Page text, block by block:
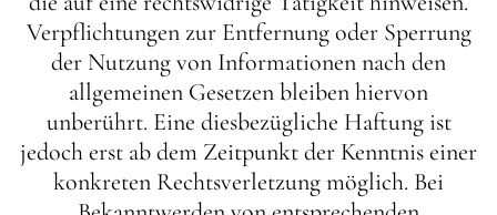
Verpflichtungen zur Entfernung oder Sperrung
der Nutzung von Informationen nach den
allgemeinen Gesetzen bleiben hiervon
unberührt. Eine diesbezügliche Haftung ist
jedoch erst ab dem Zeitpunkt der Kenntnis einer
konkreten Rechtsverletzung möglich. Bei